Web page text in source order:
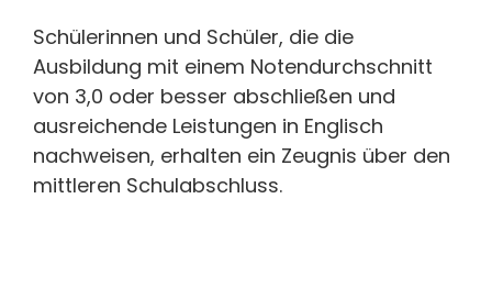
Schülerinnen und Schüler, die die
Ausbildung mit einem Notendurchschnitt
von 3,0 oder besser abschließen und
ausreichende Leistungen in Englisch
nachweisen, erhalten ein Zeugnis über den
mittleren Schulabschluss.